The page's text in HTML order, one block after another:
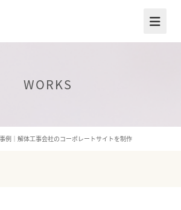
WORKS
例｜解体工事会社のコーポレートサイトを制作